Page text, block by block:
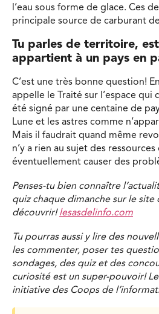
l’eau sous forme de glace. Ces
principale source de carburant
Tu parles de territoire,
appartient à un pays en
C’est une très bonne question!
appelle le Traité sur l’espace qui
été signé par une centaine de
Lune et les astres comme
Mais il faudrait quand même
n’y a rien au sujet des
éventuellement causer des
Penses-tu bien connaître
quiz chaque dimanche sur le site
découvrir!lesasdelinfo.com
Tu pourras aussi y lire des
les commenter, poser tes
sondages, des quiz et des
curiosité est un super-pouvoir!
initiative des Coops de